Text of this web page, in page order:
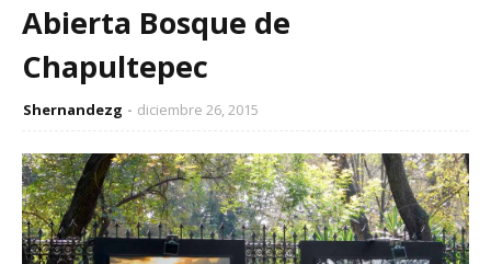
Abierta Bosque de
Chapultepec
Shernandezg diciembre 26, 2015